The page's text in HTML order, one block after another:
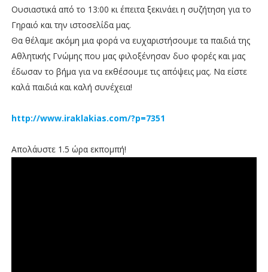
Ουσιαστικά από το 13:00 κι έπειτα ξεκινάει η συζήτηση για το
Γηραιό και την ιστοσελίδα μας.
Θα θέλαμε ακόμη μια φορά να ευχαριστήσουμε τα παιδιά της
Αθλητικής Γνώμης που μας φιλοξένησαν δυο φορές και μας
έδωσαν το βήμα για να εκθέσουμε τις απόψεις μας. Να είστε
καλά παιδιά και καλή συνέχεια!
http://www.iraklakias.com/?p=7351
Απολάυστε 1.5 ώρα εκπομπή!